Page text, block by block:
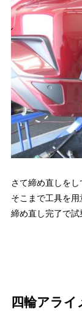
さて締め直しをし
そこまで工具を用
締め直し完了で試
四輪アライ